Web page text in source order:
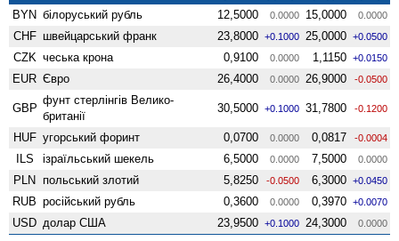
BYN білоруський рубль 12,5000 0.0000 15,0000 0.0000
CHF швейцарський франк 23,8000 +0.1000 25,0000 +0.0500
CZK чеська крона 0,9100 0.0000 1,1150 +0.0150
EUR Євро 26,4000 0.0000 26,9000 -0.0500
GBP
фунт стерлінгів Велико­
британії
30,5000 +0.1000 31,7800 -0.1200
HUF угорський форинт 0,0700 0.0000 0,0817 -0.0004
ILS ізраїльський шекель 6,5000 0.0000 7,5000 0.0000
PLN польський злотий 5,8250 -0.0500 6,3000 +0.0450
RUB російський рубль 0,3600 0.0000 0,3970 +0.0070
USD долар США 23,9500 +0.1000 24,3000 0.0000